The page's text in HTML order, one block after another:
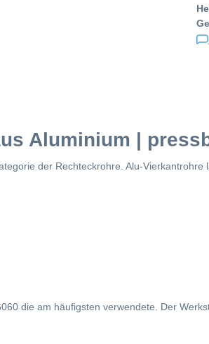
Aluminium |
der Rechteckrohre. Alu-
die am häufigsten verwendete. Der